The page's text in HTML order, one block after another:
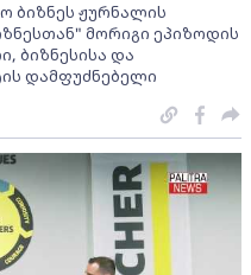
ბიზნეს ჟურნალის
მორიგი ეპიზოდის
ბიზნესისა და
დამფუძნებელი